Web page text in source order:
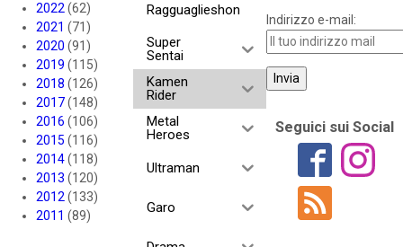
2022(62)
2021 (71)
2020 (91)
2019 (115)
2018 (126)
2017(148)
2016 (106)
2015 (116)
2014(118)
2013 (120)
2012(133)
2011 (89)
Ragguaglieshon
Super
Sentai
Kamen
Rider
Metal
Heroes
Ultraman
Garo
Indirizzo e-mail:
Seguici sui Social